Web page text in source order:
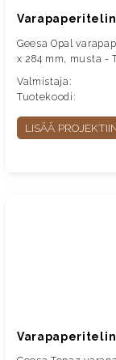
Geesa Opal
x 284 mm, musta -
Valmistaja:
Tuotekoodi:
LISÄÄ